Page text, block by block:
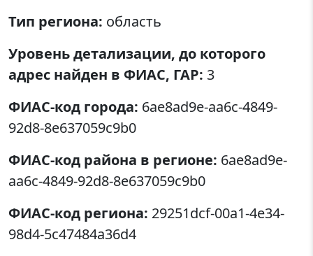
Тип региона: область
Уровень детализации, до которого
адрес найден в ФИАС, ГАР: 3
ФИАС-код города: 6ae8ad9e-aa6c-4849-
92d8-8e637059c9b0
ФИАС-код района в регионе: 6ae8ad9e-
aa6c-4849-92d8-8e637059c9b0
ФИАС-код региона: 29251dcf-00a1-4e34-
98d4-5c47484a36d4